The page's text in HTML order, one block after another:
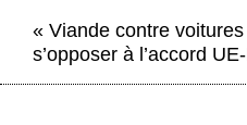
Boutique
« Viande contre
s’opposer à l’accord